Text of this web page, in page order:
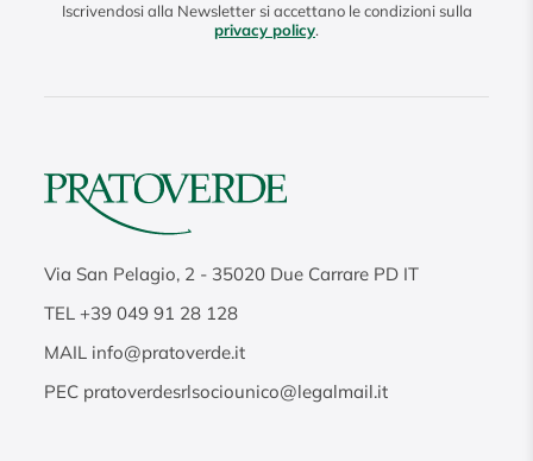
Iscrivendosi alla Newsletter si accettano le condizioni sulla
privacy policy.
Via San Pelagio, 2 - 35020 Due Carrare PD IT
TEL+39 049 91 28 128
MAIL info@pratoverde.it
PEC pratoverdesrlsociounico@legalmail.it